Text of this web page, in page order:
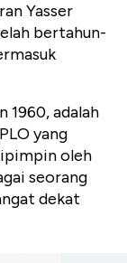
Yasser
bertahun-
1960, adalah
yang
oleh
seorang
dekat